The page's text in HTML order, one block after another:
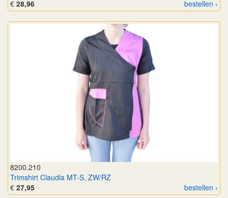
bestellen ›
€ 28,96
8200.210
Trimshirt Claudia MT-S, ZW/RZ
bestellen ›
€ 27,95